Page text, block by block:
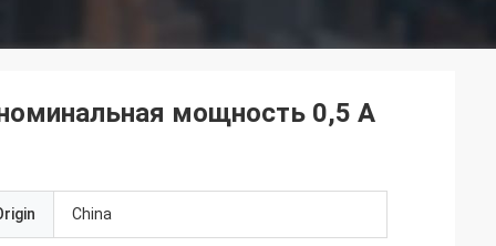
мощность 0,5 А
China